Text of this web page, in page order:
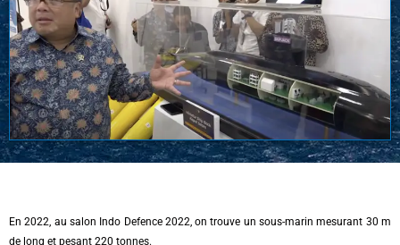
En 2022, au salon Indo Defence 2022, on trouve un sous-marin mesurant 30 m
de long et pesant 220 tonnes.